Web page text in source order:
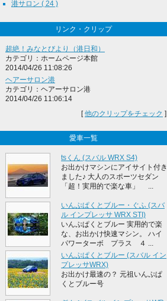
港サロン ( 24 )
リンク・クリップ
超絶！みなとびより（港日和）
カテゴリ：ホームページ本館
2014/04/26 11:08:26
ヘアーサロン港
カテゴリ：ヘアーサロン港
2014/04/26 11:06:14
[他のクリップをチェック ]
愛車一覧
tsくん (スバル WRX S4)
お出かけマシンにアイサイト付き
ました♪ 大人のスポーツセダン
「超！実用的で楽な車」 ...
いんぷぱくとブルー・ぐふ (スバ
ル インプレッサ WRX STI)
いんぷぱくとブルー 実用的で楽
な、お出かけ快速マシン。 ハイ
パワーターボ プラス ４ ...
いんぷぱくとブルー (スバル イン
プレッサWRX)
お出かけ最速の？ 元祖いんぷぱ
くとブルー号